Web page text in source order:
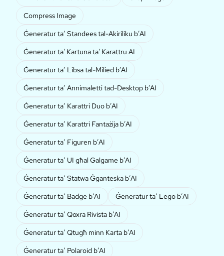
Compress Image
Ġeneratur ta’ Standees tal-Akiriliku b’AI
Ġeneratur ta' Kartuna ta' Karattru AI
Ġeneratur ta’ Libsa tal-Milied b’AI
Ġeneratur ta’ Annimaletti tad-Desktop b’AI
Ġeneratur ta’ Karattri Duo b’AI
Ġeneratur ta’ Karattri Fantażija b’AI
Ġeneratur ta’ Figuren b’AI
Ġeneratur ta’ UI għal Galgame b’AI
Ġeneratur ta’ Statwa Ġganteska b’AI
Ġeneratur ta’ Badge b’AI
Ġeneratur ta’ Lego b’AI
Ġeneratur ta’ Qoxra Rivista b’AI
Ġeneratur ta’ Qtugħ minn Karta b’AI
Ġeneratur ta’ Polaroid b’AI